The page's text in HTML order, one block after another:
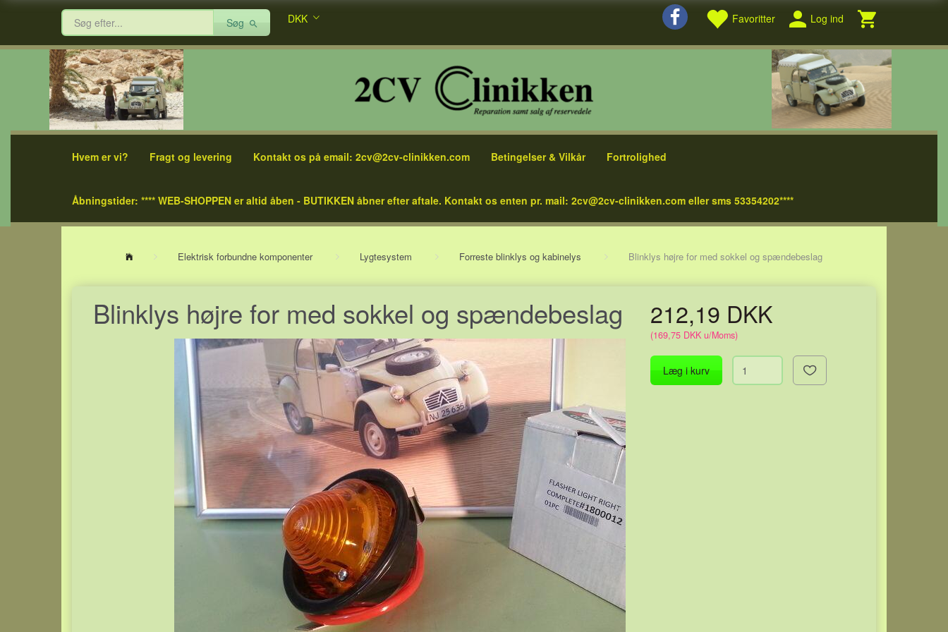
Favoritter Log ind
Søg DKK
Hvem er vi? Fragt og levering Kontakt os på email: 2cv@2cv-clinikken.com Betingelser & Vilkår Fortrolighed
Åbningstider: **** WEB-SHOPPEN er altid åben - BUTIKKEN åbner efter aftale. Kontakt os enten pr. mail: 2cv@2cv-clinikken.com eller sms 53354202****
Elektrisk forbundne komponenter Lygtesystem Forreste blinklys og kabinelys Blinklys højre for med sokkel og spændebeslag
Blinklys højre for med sokkel og spændebeslag 212,19 DKK
(169,75 DKK u/Moms)
Læg i kurv